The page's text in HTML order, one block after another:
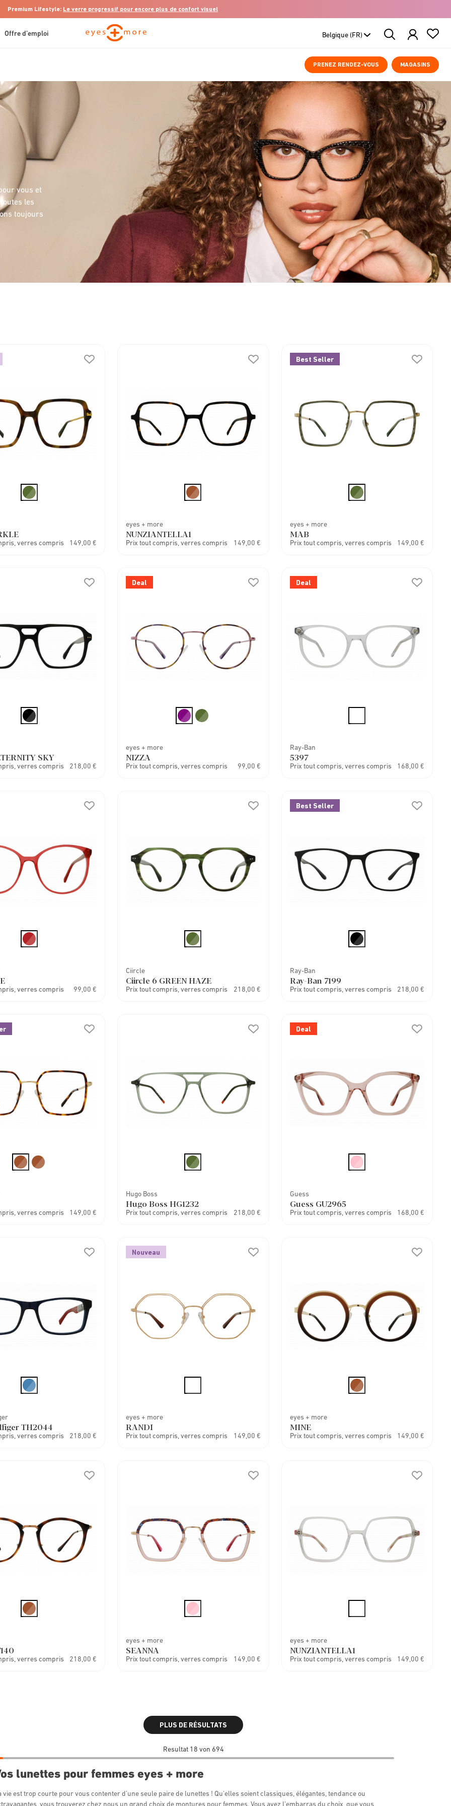
Premium Lifestyle: Le verre progressif pour encore plus de confort visuel
Offre d’emploi
Search
Products
PRENEZ RENDEZ-VOUS MAGASINS
vous et
les
toujours
verres compris 149,00 €
eyes + more
NUNZIANTELLA1
Prix tout compris, verres compris 149,00 €
Best Seller
eyes + more
MAB
Prix tout compris, verres compris 149,00 €
SKY
verres compris 218,00 €
Deal
eyes + more
NIZZA
Prix tout compris, verres compris 99,00 €
Deal
Ray-Ban
5397
Prix tout compris, verres compris 168,00 €
verres compris 99,00 €
Ciircle
Ciircle 6 GREEN HAZE
Prix tout compris, verres compris 218,00 €
Best Seller
Ray-Ban
Ray-Ban 7199
Prix tout compris, verres compris 218,00 €
verres compris 149,00 €
Hugo Boss
Hugo Boss HG1232
Prix tout compris, verres compris 218,00 €
Deal
Guess
Guess GU2965
Prix tout compris, verres compris 168,00 €
TH2044
verres compris 218,00 €
Nouveau
eyes + more
RANDI
Prix tout compris, verres compris 149,00 €
eyes + more
MINE
Prix tout compris, verres compris 149,00 €
verres compris 218,00 €
eyes + more
SEANNA
Prix tout compris, verres compris 149,00 €
eyes + more
NUNZIANTELLA1
Prix tout compris, verres compris 149,00 €
PLUS DE RÉSULTATS
Resultat 18 von 694
lunettes pour femmes eyes + more
vie est trop courte pour vous contenter d’une seule paire de lunettes ! Qu’elles soient classiques, élégantes, tendance ou
vous trouverez chez nous un grand choix de montures pour femmes. Vous avez l’embarras du choix, que vous